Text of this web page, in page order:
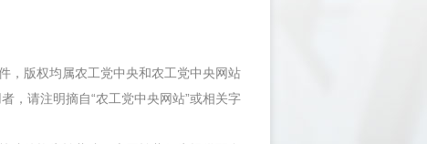
，版权均属农工党中央和农工党中央网站
，请注明摘自“农工党中央网站”或相关字